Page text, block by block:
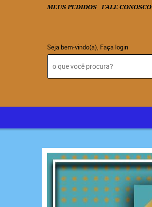
MEUS PEDIDOS FALE CONOSCO
Seja bem-vindo(a), Faça login